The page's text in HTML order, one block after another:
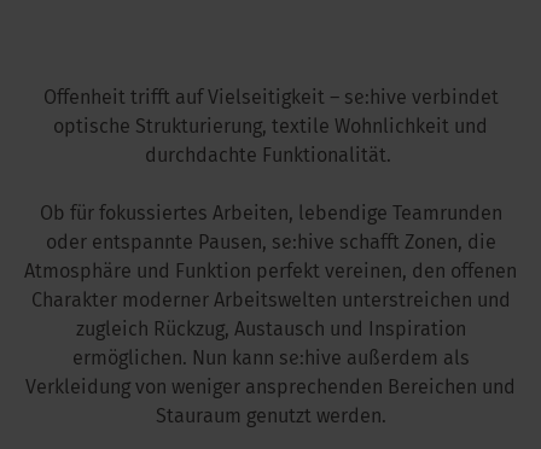
Offenheit trifft auf Vielseitigkeit – se:hive verbindet
optische Strukturierung, textile Wohnlichkeit und
durchdachte Funktionalität.
Ob für fokussiertes Arbeiten, lebendige Teamrunden
oder entspannte Pausen, se:hive schafft Zonen, die
Atmosphäre und Funktion perfekt vereinen, den offenen
Charakter moderner Arbeitswelten unterstreichen und
zugleich Rückzug, Austausch und Inspiration
ermöglichen. Nun kann se:hive außerdem als
Verkleidung von weniger ansprechenden Bereichen und
Stauraum genutzt werden.